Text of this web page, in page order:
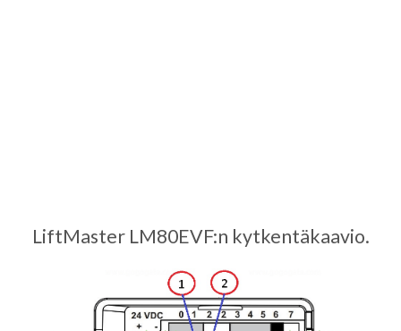
LiftMaster LM80EVF:n kytkentäkaavio.